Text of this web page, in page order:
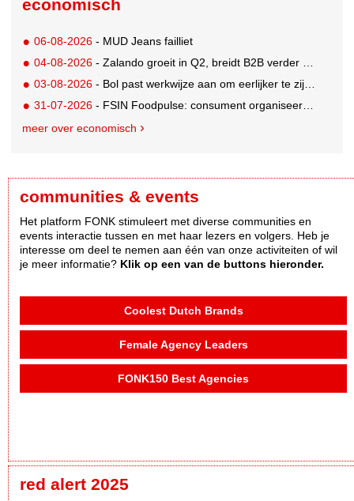
economisch
06-08-2026 - MUD Jeans failliet
04-08-2026 - Zalando groeit in Q2, breidt B2B verder uit en innoveert met AI
03-08-2026 - Bol past werkwijze aan om eerlijker te zijn naar verkopers en consumenten
31-07-2026 - FSIN Foodpulse: consument organiseert eet- en koopgedrag bewuster
meer over economisch
communities & events
Het platform FONK stimuleert met diverse communities en
events interactie tussen en met haar lezers en volgers. Heb je
interesse om deel te nemen aan één van onze activiteiten of wil
je meer informatie? Klik op een van de buttons hieronder.
Coolest Dutch Brands
Female Agency Leaders
FONK150 Best Agencies
red alert 2025